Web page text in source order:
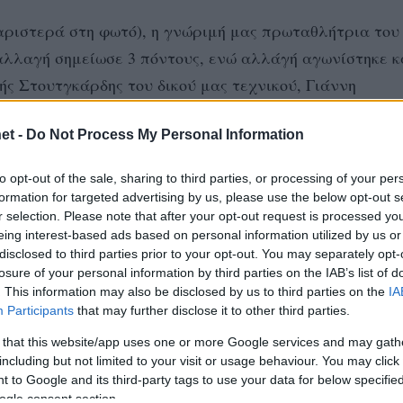
- Do Not Process My Personal Information
opt-out of the sale, sharing to third parties, or processing of your
for targeted advertising by us, please use the below opt-out
selection. Please note that after your opt-out request is processed
interest-based ads based on personal information utilized by us
to third parties prior to your opt-out. You may separately
of your personal information by third parties on the IAB’s list of
This information may also be disclosed by us to third parties on the
Participants that may further disclose it to other third parties.
that this website/app uses one or more Google services and may
but not limited to your visit or usage behaviour. You may
to Google and its third-party tags to use your data for below
consent section.
στη φωτό), η γνώριμή μας πρωταθλήτρια του
σημείωσε 3 πόντους, ενώ αλλάγή αγωνίστηκε
Στουτγκάρδης του δικού μας τεχνικού, Γιάννη
πόντους αναδείχθηκε η Ιρίνα Φετίσοβα.
η Τουρκία, που επικράτησε με 3-0 του Καζακστάν.
Τουρκία 6β, 4. Βουλγαρία 3β, 5. Καζακστάν 0
#ΣΕΡΒΙΑ